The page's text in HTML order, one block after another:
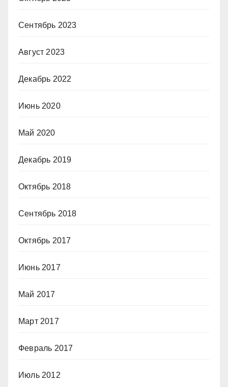
Сентябрь 2023
Август 2023
Декабрь 2022
Июнь 2020
Май 2020
Декабрь 2019
Октябрь 2018
Сентябрь 2018
Октябрь 2017
Июнь 2017
Май 2017
Март 2017
Февраль 2017
Июль 2012